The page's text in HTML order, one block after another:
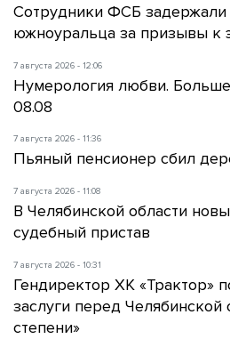
Сотрудники ФСБ задержали
южноуральца за призывы к
7 августа 2026 - 12:06
Нумерология любви.
08.08
7 августа 2026 - 11:36
Пьяный пенсионер сбил
7 августа 2026 - 11:08
В Челябинской области
судебный пристав
7 августа 2026 - 10:31
Гендиректор ХК «Трактор»
заслуги перед Челябинской
степени»